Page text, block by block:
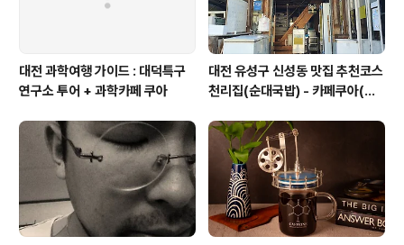
대전 과학여행 가이드 : 대덕특구
연구소 투어 + 과학카페 쿠아
대전 유성구 신성동 맛집 추천코스
천리집(순대국밥) - 카페쿠아(커